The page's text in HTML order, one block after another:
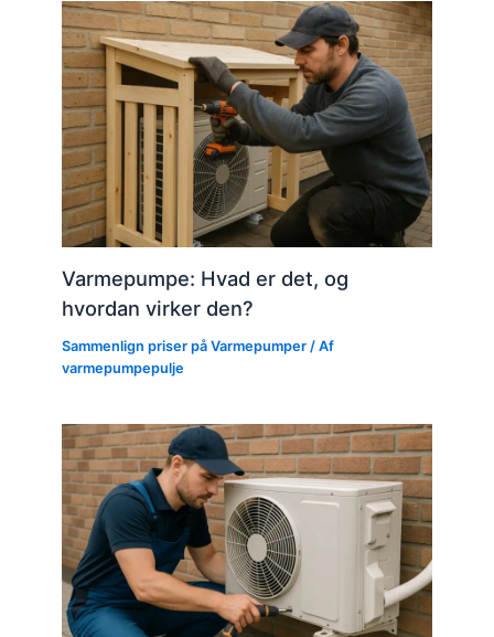
Varmepumpe: Hvad er det, og
hvordan virker den?
Sammenlign priser på Varmepumper / Af
varmepumpepulje